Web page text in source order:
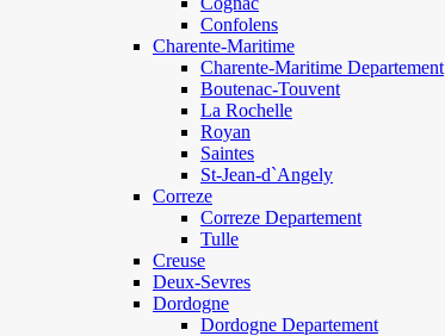
Confolens
Charente-Maritime
Charente-Maritime Departement
Boutenac-Touvent
La Rochelle
Royan
Saintes
St-Jean-d`Angely
Correze
Correze Departement
Tulle
Creuse
Deux-Sevres
Dordogne
Dordogne Departement